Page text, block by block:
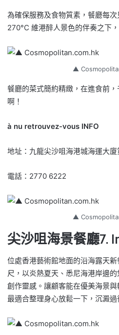
為確保服務及食物質素，餐廳每
270°C 維港醉人景色的伴奏之下
▲
餐廳的菜式簡約精緻，在進食前
啊！
à nu retrouvez-vous INFO
地址：九龍尖沙咀海港城海運大
電話：2770 6222
▲
尖沙咀海景餐廳7.
位處香港藝術館地面的沿海露天
尺，以炎熱夏天、悉尼海港岸邊
創作靈感。讓顧客能在優美海景與
最適合整理身心放鬆一下，沉澱過